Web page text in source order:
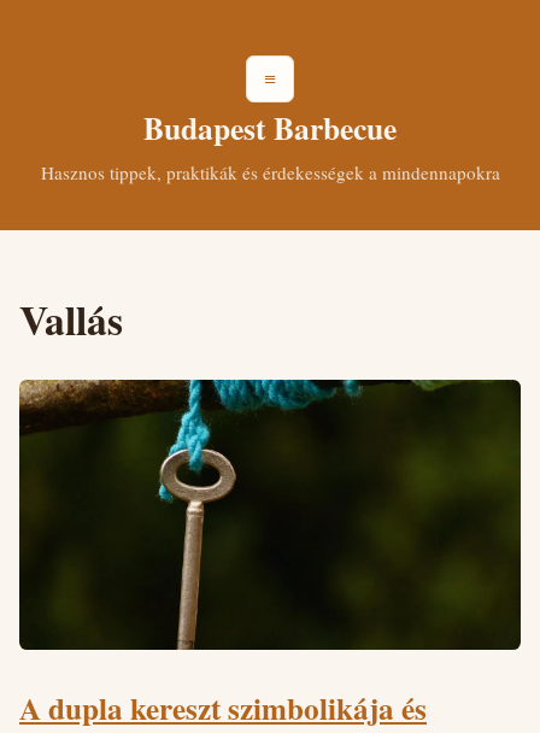
≡
Budapest Barbecue
Hasznos tippek, praktikák és érdekességek a mindennapokra
Vallás
A dupla kereszt szimbolikája és